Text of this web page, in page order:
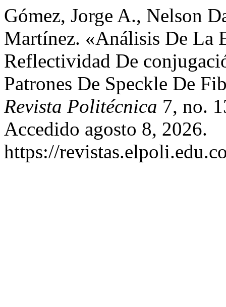
Gómez, Jorge A., Nelson
Martínez. «Análisis De La
Reflectividad De
Patrones De Speckle De
Revista Politécnica 7, no.
Accedido agosto 8, 2026.
https://